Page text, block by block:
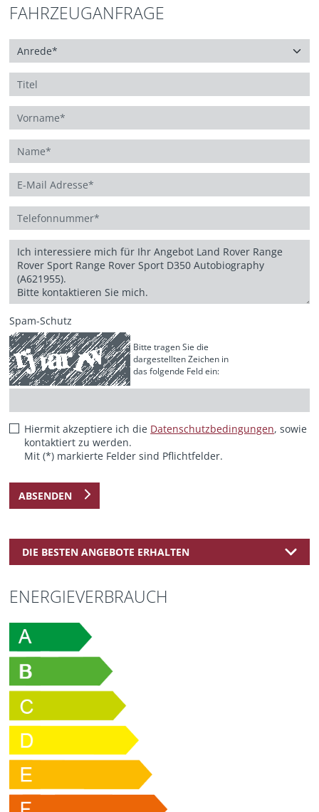
FAHRZEUGANFRAGE
Spam-Schutz
Bitte tragen Sie die
dargestellten Zeichen in
das folgende Feld ein:
Hiermit akzeptiere ich die Datenschutzbedingungen, sowie
kontaktiert zu werden.
Mit (*) markierte Felder sind Pflichtfelder.
ABSENDEN
DIE BESTEN ANGEBOTE ERHALTEN
ENERGIEVERBRAUCH